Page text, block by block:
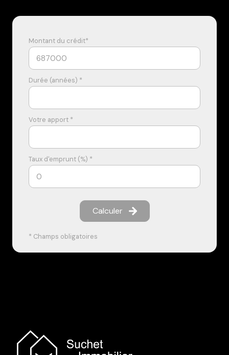
Montant du crédit*
Durée (années) *
Votre apport *
Taux d'emprunt (%) *
Calculer
* Champs obligatoires